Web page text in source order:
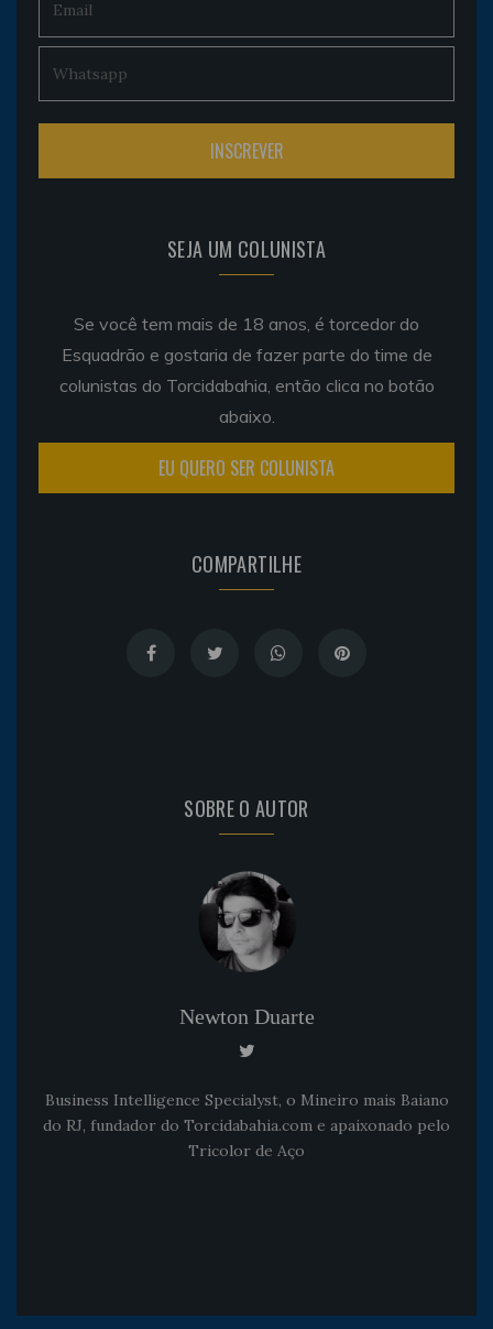
SEJA UM COLUNISTA
Se você tem mais de 18 anos, é torcedor do
Esquadrão e gostaria de fazer parte do time de
colunistas do Torcidabahia, então clica no botão
abaixo.
EU QUERO SER COLUNISTA
COMPARTILHE
SOBRE O AUTOR
Newton Duarte
Business Intelligence Specialyst, o Mineiro mais Baiano
do RJ, fundador do Torcidabahia.com e apaixonado pelo
Tricolor de Aço